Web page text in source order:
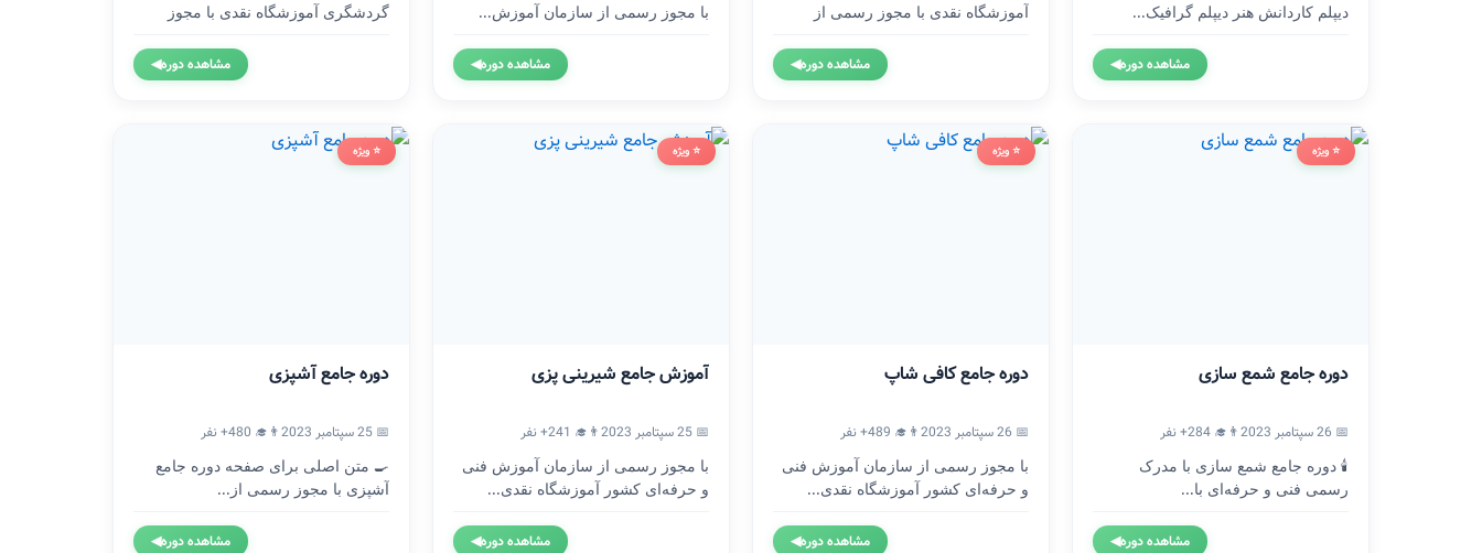
دیپلم کاردانش هنر دیپلم گرافیک...
مشاهده دوره◀
آموزشگاه نقدی با مجوز رسمی از
مشاهده دوره◀
با مجوز رسمی از سازمان آموزش...
مشاهده دوره◀
گردشگری آموزشگاه نقدی با مجوز
مشاهده دوره◀
⭐ ویژه
دوره جامع شمع سازی
📅 26 سپتامبر 2023
👨‍🎓 284+ نفر
🕯️ دوره جامع شمع سازی با مدرک
رسمی فنی و حرفه‌ای با...
مشاهده دوره◀
⭐ ویژه
دوره جامع کافی شاپ
📅 26 سپتامبر 2023
👨‍🎓 489+ نفر
با مجوز رسمی از سازمان آموزش فنی
و حرفه‌ای کشور آموزشگاه نقدی...
مشاهده دوره◀
⭐ ویژه
آموزش جامع شیرینی پزی
📅 25 سپتامبر 2023
👨‍🎓 241+ نفر
با مجوز رسمی از سازمان آموزش فنی
و حرفه‌ای کشور آموزشگاه نقدی...
مشاهده دوره◀
⭐ ویژه
دوره جامع آشپزی
📅 25 سپتامبر 2023
👨‍🎓 480+ نفر
🍳 متن اصلی برای صفحه دوره جامع
آشپزی با مجوز رسمی از...
مشاهده دوره◀